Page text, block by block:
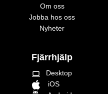
Om oss
Jobba hos oss
Nyheter
Fjärrhjälp
laptop Desktop
iOS